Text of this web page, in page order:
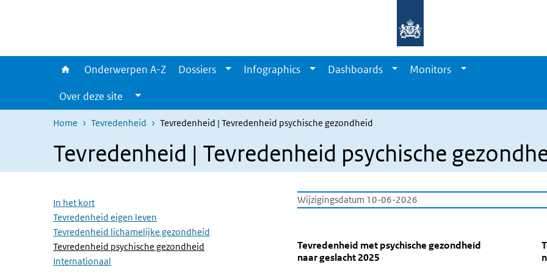
Onderwerpen A-Z Dossiers Infographics Dashboards
Monitors
Over deze site
Home Tevredenheid Tevredenheid | Tevredenheid psychische gezondheid
Tevredenheid | Tevredenheid psychische
Overslaan menu
In het kort
Tevredenheid eigen leven
Tevredenheid lichamelijke gezondheid
Tevredenheid psychische gezondheid
Internationaal
Wijzigingsdatum 10-06-2026
Tevredenheid psychische
Tevredenheid psychische
Sla de grafiek 'Tevredenheid met psychische gezondheid
Tevredenheid met psychische
Staaf grafiek met 3 staven.
Tevredenheid met psychische gezondheid
naar geslacht 2025